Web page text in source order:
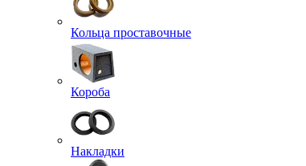
Кольца проставочные
Короба
Накладки